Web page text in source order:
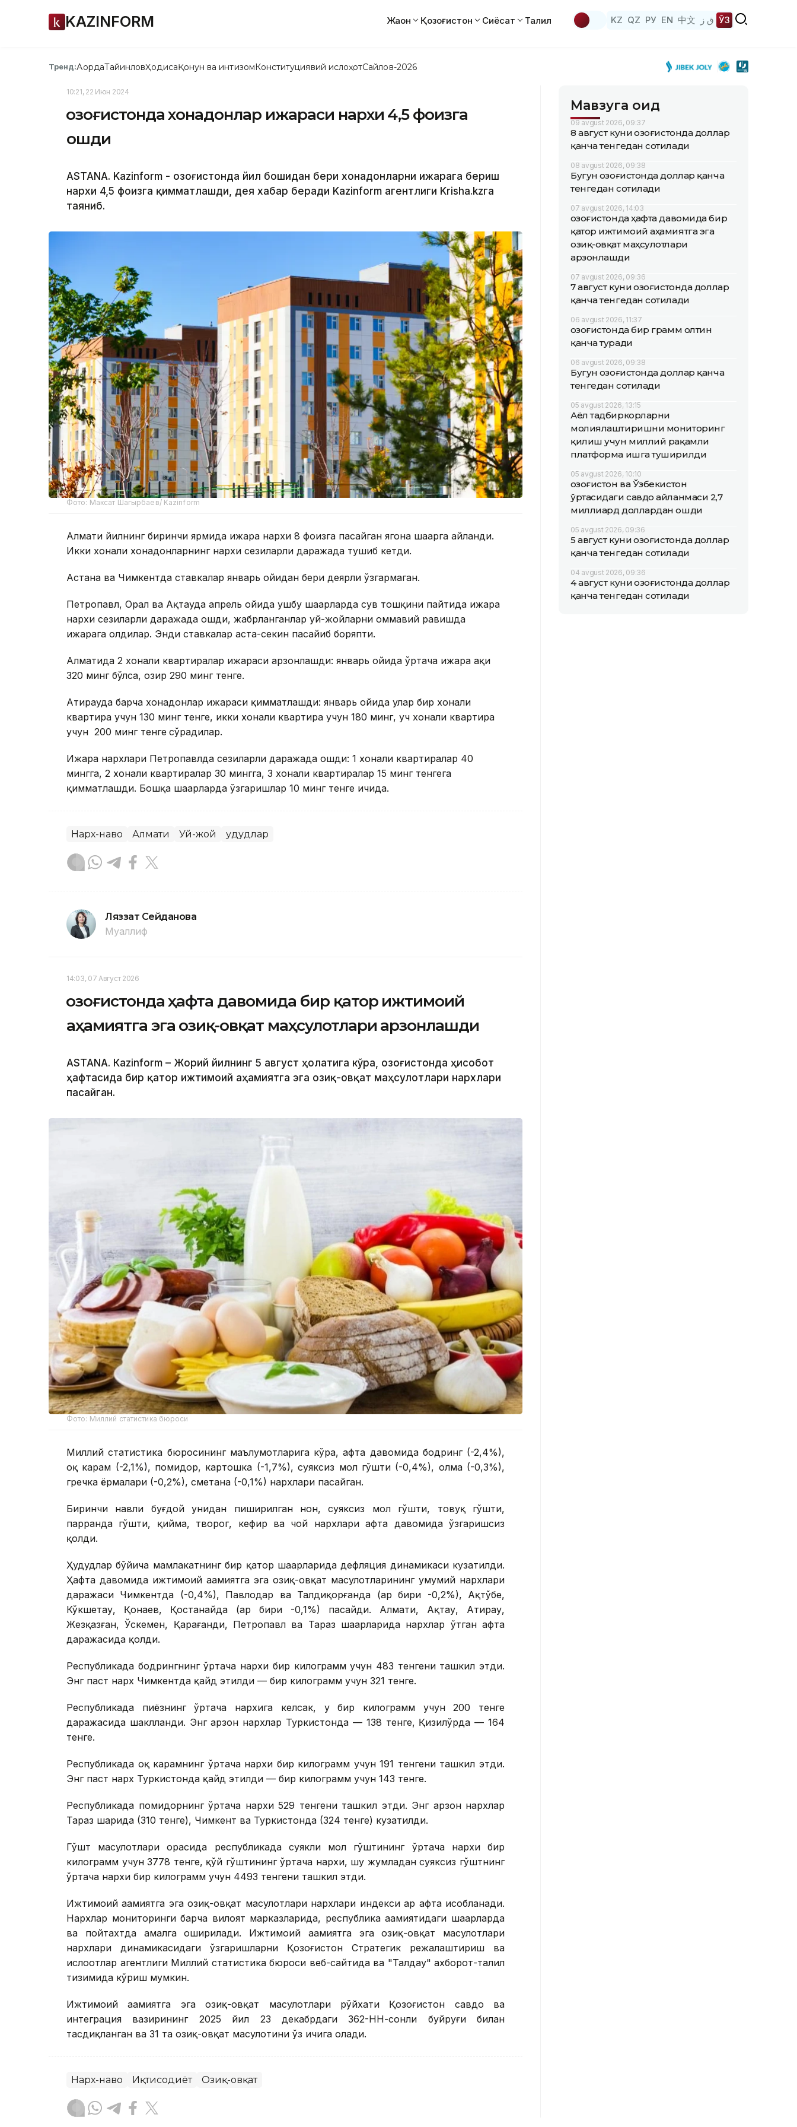
KAZINFORM Жаҳон Қозоғистон Сиёсат Таҳлил KZ QZ РУ EN 中文 ق ز ЎЗ
Тренд:АқордаТайинловҲодисаҚонун ва интизомКонституциявий ислоҳотСайлов-2026
10:21, 22 Июн 2024
Қозоғистонда хонадонлар ижараси нархи 4,5 фоизга
ошди
ASTANA. Kazinform - Қозоғистонда йил бошидан бери хонадонларни ижарага бериш
нархи 4,5 фоизга қимматлашди, дея хабар беради Kazinform агентлиги Krisha.kzга
таяниб.
Фото: Максат Шагырбаев/ Kazinform
Алмати йилнинг биринчи ярмида ижара нархи 8 фоизга пасайган ягона шаҳарга айланди.
Икки хонали хонадонларнинг нархи сезиларли даражада тушиб кетди.
Астана ва Чимкентда ставкалар январь ойидан бери деярли ўзгармаган.
Петропавл, Орал ва Ақтауда апрель ойида ушбу шаҳарларда сув тошқини пайтида ижара
нархи сезиларли даражада ошди, жабрланганлар уй-жойларни оммавий равишда
ижарага олдилар. Энди ставкалар аста-секин пасайиб боряпти.
Алматида 2 хонали квартиралар ижараси арзонлашди: январь ойида ўртача ижара ҳақи
320 минг бўлса, ҳозир 290 минг тенге.
Атирауда барча хонадонлар ижараси қимматлашди: январь ойида улар бир хонали
квартира учун 130 минг тенге, икки хонали квартира учун 180 минг, уч хонали квартира
учун 200 минг тенге сўрадилар.
Ижара нархлари Петропавлда сезиларли даражада ошди: 1 хонали квартиралар 40
мингга, 2 хонали квартиралар 30 мингга, 3 хонали квартиралар 15 минг тенгега
қимматлашди. Бошқа шаҳарларда ўзгаришлар 10 минг тенге ичида.
Нарх-наво Алмати Уй-жой Ҳудудлар
Ляззат Сейданова
Муаллиф
14:03, 07 Август 2026
Қозоғистонда ҳафта давомида бир қатор ижтимоий
аҳамиятга эга озиқ-овқат маҳсулотлари арзонлашди
ASTANА. Кazinform – Жорий йилнинг 5 август ҳолатига кўра, Қозоғистонда ҳисобот
ҳафтасида бир қатор ижтимоий аҳамиятга эга озиқ-овқат маҳсулотлари нархлари
пасайган.
Фото: Миллий статистика бюроси
Миллий статистика бюросининг маълумотларига кўра, ҳафта давомида бодринг (-2,4%),
оқ карам (-2,1%), помидор, картошка (-1,7%), суяксиз мол гўшти (-0,4%), олма (-0,3%),
гречка ёрмалари (-0,2%), сметана (-0,1%) нархлари пасайган.
Биринчи навли буғдой унидан пиширилган нон, суяксиз мол гўшти, товуқ гўшти,
парранда гўшти, қийма, творог, кефир ва чой нархлари ҳафта давомида ўзгаришсиз
қолди.
Ҳудудлар бўйича мамлакатнинг бир қатор шаҳарларида дефляция динамикаси кузатилди.
Ҳафта давомида ижтимоий аҳамиятга эга озиқ-овқат маҳсулотларининг умумий нархлари
даражаси Чимкентда (-0,4%), Павлодар ва Талдиқорғанда (ҳар бири -0,2%), Ақтўбе,
Кўкшетау, Қонаев, Қостанайда (ҳар бири -0,1%) пасайди. Алмати, Ақтау, Атирау,
Жезқазған, Ўскемен, Қарағанди, Петропавл ва Тараз шаҳарларида нархлар ўтган ҳафта
даражасида қолди.
Республикада бодрингнинг ўртача нархи бир килограмм учун 483 тенгени ташкил этди.
Энг паст нарх Чимкентда қайд этилди — бир килограмм учун 321 тенге.
Республикада пиёзнинг ўртача нархига келсак, у бир килограмм учун 200 тенге
даражасида шаклланди. Энг арзон нархлар Туркистонда — 138 тенге, Қизилўрда — 164
тенге.
Республикада оқ карамнинг ўртача нархи бир килограмм учун 191 тенгени ташкил этди.
Энг паст нарх Туркистонда қайд этилди — бир килограмм учун 143 тенге.
Республикада помидорнинг ўртача нархи 529 тенгени ташкил этди. Энг арзон нархлар
Тараз шаҳрида (310 тенге), Чимкент ва Туркистонда (324 тенге) кузатилди.
Гўшт маҳсулотлари орасида республикада суякли мол гўштининг ўртача нархи бир
килограмм учун 3778 тенге, қўй гўштининг ўртача нархи, шу жумладан суяксиз гўштнинг
ўртача нархи бир килограмм учун 4493 тенгени ташкил этди.
Ижтимоий аҳамиятга эга озиқ-овқат маҳсулотлари нархлари индекси ҳар ҳафта ҳисобланади.
Нархлар мониторинги барча вилоят марказларида, республика аҳамиятидаги шаҳарларда
ва пойтахтда амалга оширилади. Ижтимоий аҳамиятга эга озиқ-овқат маҳсулотлари
нархлари динамикасидаги ўзгаришларни Қозоғистон Стратегик режалаштириш ва
ислоҳотлар агентлиги Миллий статистика бюроси веб-сайтида ва "Талдау" ахборот-таҳлил
тизимида кўриш мумкин.
Ижтимоий аҳамиятга эга озиқ-овқат маҳсулотлари рўйхати Қозоғистон савдо ва
интеграция вазирининг 2025 йил 23 декабрдаги 362-НН-сонли буйруғи билан
тасдиқланган ва 31 та озиқ-овқат маҳсулотини ўз ичига олади.
Нарх-наво Иқтисодиёт Озиқ-овқат
Мавзуга оид
09 avgust 2026, 09:37
8 август куни Қозоғистонда доллар
қанча тенгедан сотилади
08 avgust 2026, 09:38
Бугун Қозоғистонда доллар қанча
тенгедан сотилади
07 avgust 2026, 14:03
Қозоғистонда ҳафта давомида бир
қатор ижтимоий аҳамиятга эга
озиқ-овқат маҳсулотлари
арзонлашди
07 avgust 2026, 09:36
7 август куни Қозоғистонда доллар
қанча тенгедан сотилади
06 avgust 2026, 11:37
Қозоғистонда бир грамм олтин
қанча туради
06 avgust 2026, 09:38
Бугун Қозоғистонда доллар қанча
тенгедан сотилади
05 avgust 2026, 13:15
Аёл тадбиркорларни
молиялаштиришни мониторинг
қилиш учун миллий рақамли
платформа ишга туширилди
05 avgust 2026, 10:10
Қозоғистон ва Ўзбекистон
ўртасидаги савдо айланмаси 2,7
миллиард доллардан ошди
05 avgust 2026, 09:36
5 август куни Қозоғистонда доллар
қанча тенгедан сотилади
04 avgust 2026, 09:36
4 август куни Қозоғистонда доллар
қанча тенгедан сотилади